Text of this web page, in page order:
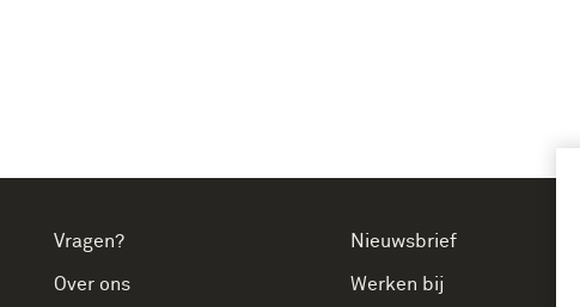
Vragen?
Over ons
Nieuwsbrief
Werken bij